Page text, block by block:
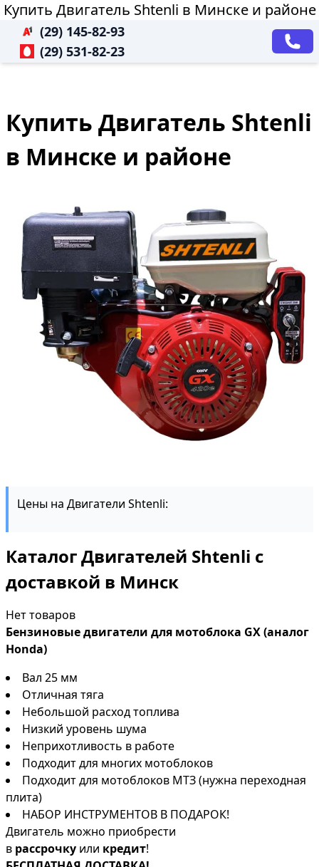
Купить Двигатель Shtenli в Минске и районе
(29) 145-82-93
(29) 531-82-23
Купить Двигатель Shtenli
в Минске и районе
Цены на Двигатели Shtenli:
Каталог Двигателей Shtenli с
доставкой в Минск
Нет товаров
Бензиновые двигатели для мотоблока GX (аналог
Honda)
Вал 25 мм
Отличная тяга
Небольшой расход топлива
Низкий уровень шума
Неприхотливость в работе
Подходит для многих мотоблоков
Подходит для мотоблоков МТЗ (нужна переходная
плита)
НАБОР ИНСТРУМЕНТОВ В ПОДАРОК!
Двигатель можно приобрести
в рассрочку или кредит!